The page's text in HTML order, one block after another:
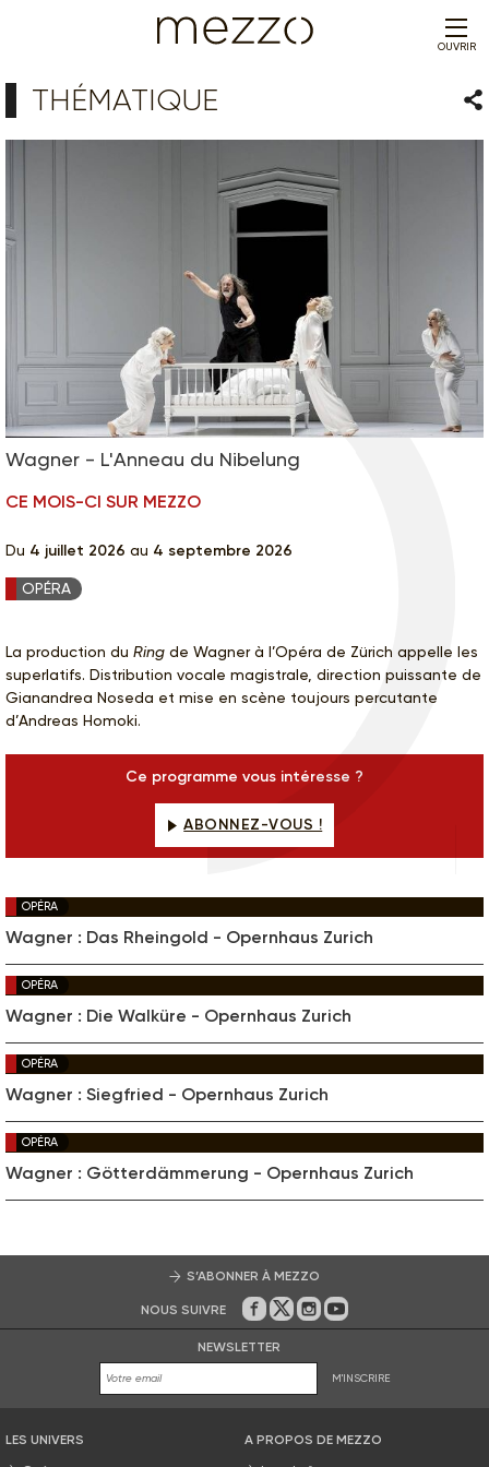
OUVRIR
THÉMATIQUE
Wagner - L'Anneau du Nibelung
CE MOIS-CI SUR MEZZO
Du 4 juillet 2026 au 4 septembre 2026
OPÉRA
La production du Ring de Wagner à l’Opéra de Zürich appelle les
superlatifs. Distribution vocale magistrale, direction puissante de
Gianandrea Noseda et mise en scène toujours percutante
d’Andreas Homoki.
Ce programme vous intéresse ?
ABONNEZ-VOUS !
OPÉRA
Wagner : Das Rheingold - Opernhaus Zurich
OPÉRA
Wagner : Die Walküre - Opernhaus Zurich
OPÉRA
Wagner : Siegfried - Opernhaus Zurich
OPÉRA
Wagner : Götterdämmerung - Opernhaus Zurich
S’ABONNER À MEZZO
NOUS SUIVRE Sur Facebook
Sur Twitter
Sur Instagram
Sur Youtube
NEWSLETTER
M'INSCRIRE
LES UNIVERS
A PROPOS DE MEZZO